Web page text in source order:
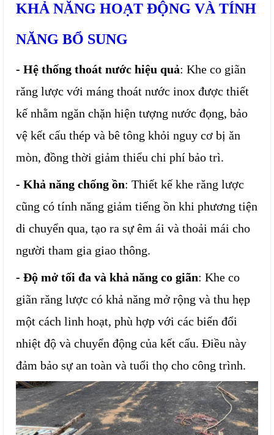
KHẢ NĂNG HOẠT ĐỘNG VÀ TÍNH
NĂNG BỔ SUNG
- Hệ thống thoát nước hiệu quả: Khe co giãn
răng lược với máng thoát nước inox được thiết
kế nhằm ngăn chặn hiện tượng nước đọng, bảo
vệ kết cấu thép và bê tông khỏi nguy cơ bị ăn
mòn, đồng thời giảm thiểu chi phí bảo trì.
- Khả năng chống ồn: Thiết kế khe răng lược
cũng có tính năng giảm tiếng ồn khi phương tiện
di chuyển qua, tạo ra sự êm ái và thoải mái cho
người tham gia giao thông.
- Độ mở tối đa và khả năng co giãn: Khe co
giãn răng lược có khả năng mở rộng và thu hẹp
một cách linh hoạt, phù hợp với các biến đổi
nhiệt độ và chuyển động của kết cấu. Điều này
đảm bảo sự an toàn và tuổi thọ cho công trình.